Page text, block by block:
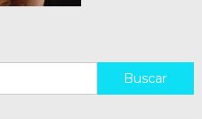
Buscar: